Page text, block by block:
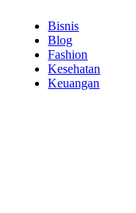
Bisnis
Blog
Fashion
Kesehatan
Keuangan